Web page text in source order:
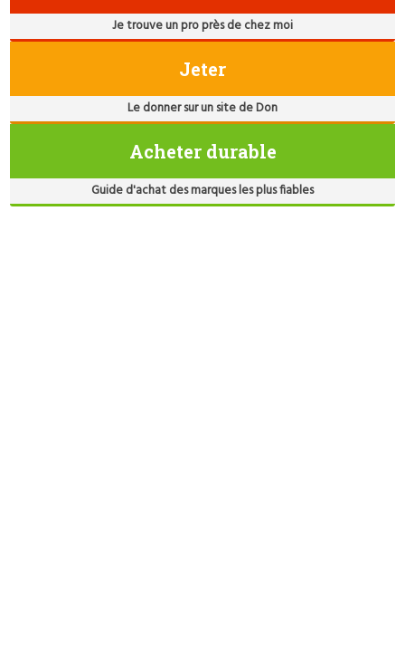
Je trouve un pro près de chez moi
Jeter
Le donner sur un site de Don
Acheter durable
Guide d'achat des marques les plus fiables